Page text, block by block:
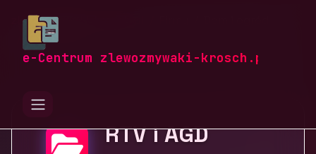
e-Centrum zlewozmywaki-krosch.pl
zlewozmywaki-krosch.pl
RTV i AGD
RTV i AGD